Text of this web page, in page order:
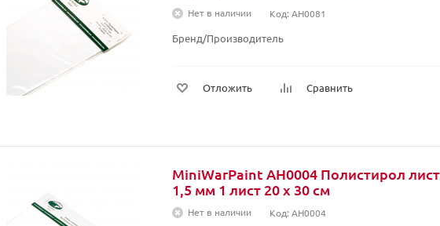
Нет в наличии Код: AH0081
Бренд/Производитель
Отложить Сравнить
MiniWarPaint AH0004 Полистирол
1,5 мм 1 лист 20 x 30 см
Нет в наличии Код: AH0004